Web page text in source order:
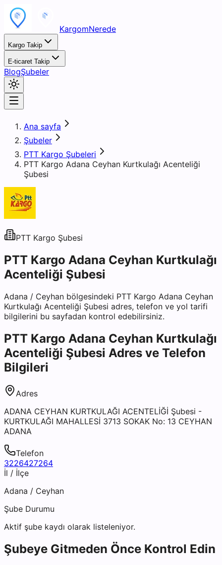
KargomNerede
Kargo Takip
E-ticaret Takip
BlogŞubeler
Ana sayfa
Şubeler
PTT Kargo Şubeleri
PTT Kargo Adana Ceyhan Kurtkulağı Acenteliği
Şubesi
PTT Kargo Şubesi
PTT Kargo Adana Ceyhan Kurtkulağı
Acenteliği Şubesi
Adana / Ceyhan bölgesindeki PTT Kargo Adana Ceyhan
Kurtkulağı Acenteliği Şubesi adres, telefon ve yol tarifi
bilgilerini bu sayfadan kontrol edebilirsiniz.
PTT Kargo Adana Ceyhan Kurtkulağı
Acenteliği Şubesi Adres ve Telefon
Bilgileri
Adres
ADANA CEYHAN KURTKULAĞI ACENTELİĞİ Şubesi -
KURTKULAĞI MAHALLESİ 3713 SOKAK No: 13 CEYHAN
ADANA
Telefon
3226427264
İl / İlçe
Adana / Ceyhan
Şube Durumu
Aktif şube kaydı olarak listeleniyor.
Şubeye Gitmeden Önce Kontrol Edin